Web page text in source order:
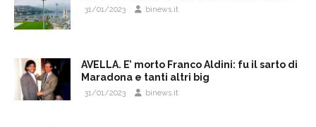
31/01/2023 binews.it
AVELLA. E’ morto Franco Aldini: fu il sarto di
Maradona e tanti altri big
31/01/2023 binews.it